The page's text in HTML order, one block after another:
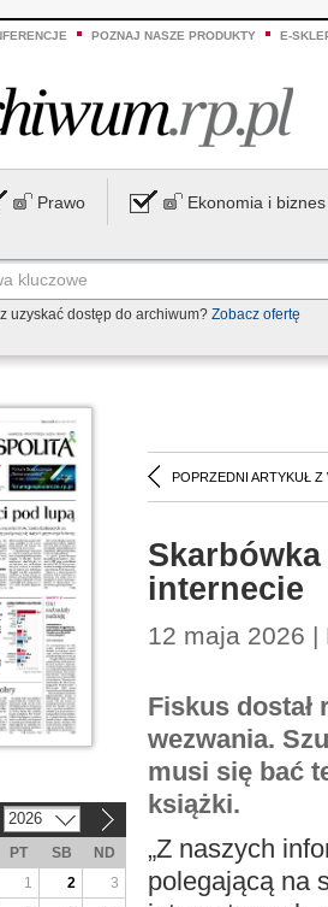
POZNAJ NASZE PRODUKTY E-
Prawo Ekonomia i biznes
uzyskać dostęp do archiwum? Zobacz ofertę
POPRZEDNI ARTYKUŁ Z
internecie
12 maja 2026 |
Fiskus dostał
wezwania.
musi się bać
książki.
„Z naszych
polegającą na
2026
PT SB
ND
1
2
3